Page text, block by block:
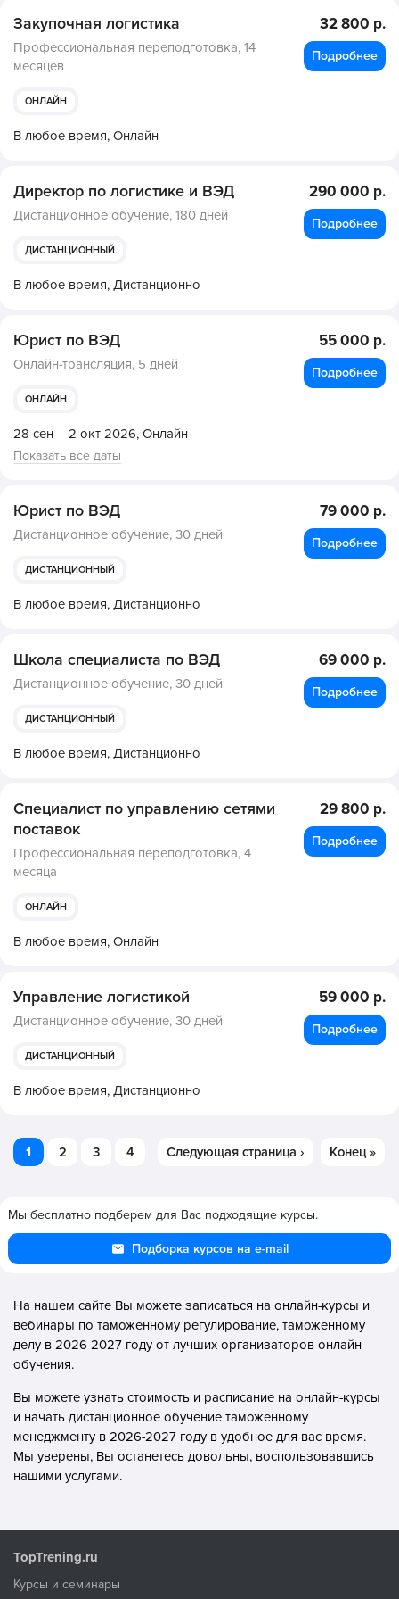
Закупочная логистика
Профессиональная переподготовка, 14
месяцев
ОНЛАЙН
В любое время, Онлайн
32 800 р.
Подробнее
Директор по логистике и ВЭД
Дистанционное обучение, 180 дней
ДИСТАНЦИОННЫЙ
В любое время, Дистанционно
290 000 р.
Подробнее
Юрист по ВЭД
Онлайн-трансляция, 5 дней
ОНЛАЙН
28 сен – 2 окт 2026, Онлайн
Показать все даты
55 000 р.
Подробнее
Юрист по ВЭД
Дистанционное обучение, 30 дней
ДИСТАНЦИОННЫЙ
В любое время, Дистанционно
79 000 р.
Подробнее
Школа специалиста по ВЭД
Дистанционное обучение, 30 дней
ДИСТАНЦИОННЫЙ
В любое время, Дистанционно
69 000 р.
Подробнее
Специалист по управлению сетями
поставок
Профессиональная переподготовка, 4
месяца
ОНЛАЙН
В любое время, Онлайн
29 800 р.
Подробнее
Управление логистикой
Дистанционное обучение, 30 дней
ДИСТАНЦИОННЫЙ
В любое время, Дистанционно
59 000 р.
Подробнее
1 2 3 4 Следующая страница › Конец »
Мы бесплатно подберем для Вас подходящие курсы.
Подборка курсов на e-mail
На нашем сайте Вы можете записаться на онлайн-курсы и
вебинары по таможенному регулирование, таможенному
делу в 2026-2027 году от лучших организаторов онлайн-
обучения.
Вы можете узнать стоимость и расписание на онлайн-курсы
и начать дистанционное обучение таможенному
менеджменту в 2026-2027 году в удобное для вас время.
Мы уверены, Вы останетесь довольны, воспользовавшись
нашими услугами.
TopTrening.ru
Курсы и семинары